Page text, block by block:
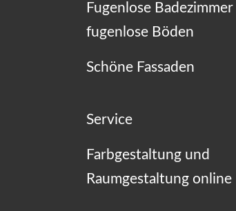
Fugenlose Badezimmer
fugenlose Böden
Schöne Fassaden
Service
Farbgestaltung und
Raumgestaltung online